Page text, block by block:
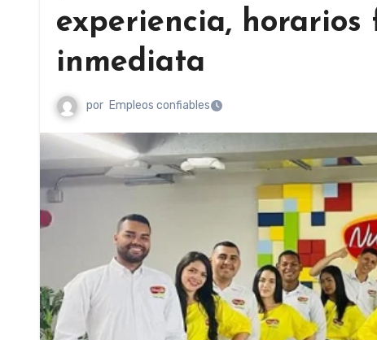
experiencia,
inmediata
por Empleos confiables